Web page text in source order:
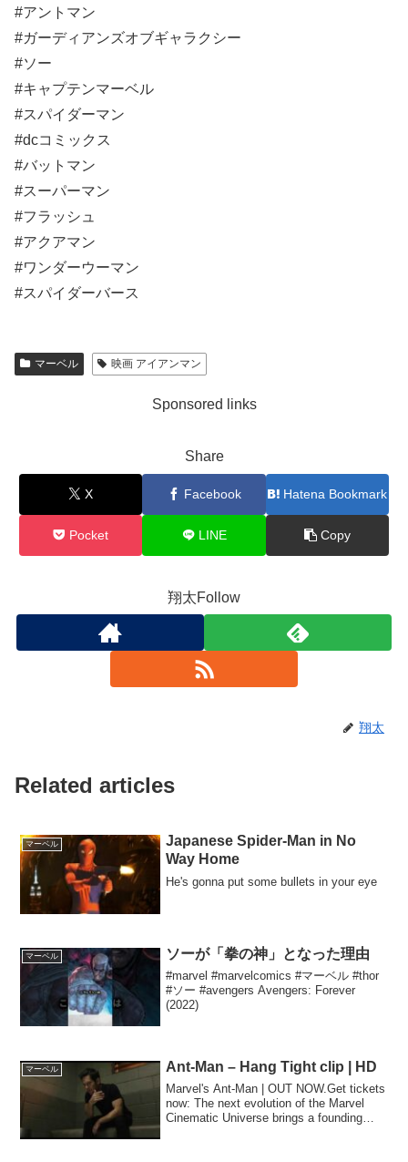
#アントマン
#ガーディアンズオブギャラクシー
#ソー
#キャプテンマーベル
#スパイダーマン
#dcコミックス
#バットマン
#スーパーマン
#フラッシュ
#アクアマン
#ワンダーウーマン
#スパイダーバース
マーベル 映画 アイアンマン
Sponsored links
Share
X Facebook Hatena Bookmark
Pocket LINE Copy
翔太Follow
翔太
Related articles
マーベル
Japanese Spider-Man in No
Way Home
He's gonna put some bullets in your eye
マーベル ソーが「拳の神」となった理由
#marvel #marvelcomics #マーベル #thor
#ソー #avengers Avengers: Forever
(2022)
マーベル Ant-Man – Hang Tight clip | HD
Marvel's Ant-Man | OUT NOW.Get tickets
now: The next evolution of the Marvel
Cinematic Universe brings a founding